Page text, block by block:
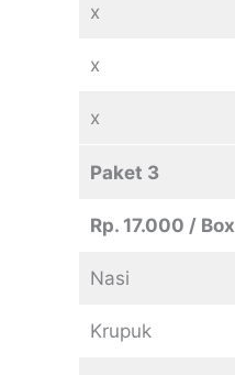
x
x
x
Paket 3
Rp. 17.000 / Box
Nasi
Krupuk